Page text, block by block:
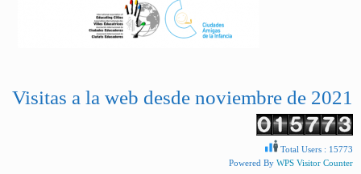
Visitas a la web desde noviembre de 2021
Total Users : 15773
Powered By WPS Visitor Counter